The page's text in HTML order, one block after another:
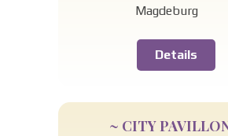
Magdeburg
Details
~ CITY